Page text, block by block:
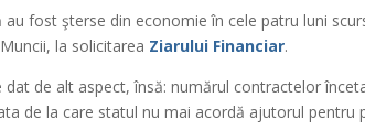
au fost şterse din economie în cele patru luni
la solicitarea Ziarului Financiar.
de alt aspect, însă: numărul contractelor
de la care statul nu mai acordă ajutorul